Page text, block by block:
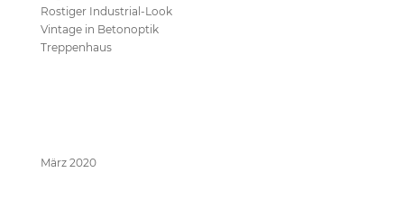
Rostiger Industrial-Look
Vintage in Betonoptik
Treppenhaus
März 2020